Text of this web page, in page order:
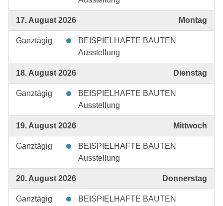
17. August 2026 Montag
Ganztägig
BEISPIELHAFTE BAUTEN
Ausstellung
18. August 2026 Dienstag
Ganztägig
BEISPIELHAFTE BAUTEN
Ausstellung
19. August 2026 Mittwoch
Ganztägig
BEISPIELHAFTE BAUTEN
Ausstellung
20. August 2026 Donnerstag
Ganztägig
BEISPIELHAFTE BAUTEN